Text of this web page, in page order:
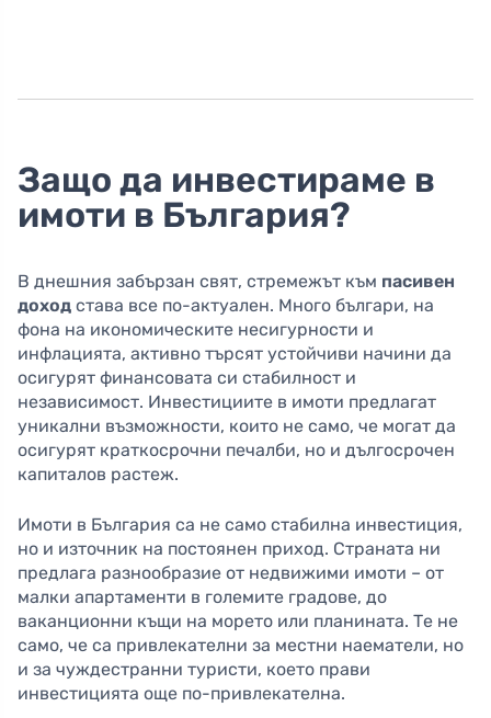
Защо да инвестираме в
имоти в България?
В днешния забързан свят, стремежът към пасивен
доход става все по-актуален. Много българи, на
фона на икономическите несигурности и
инфлацията, активно търсят устойчиви начини да
осигурят финансовата си стабилност и
независимост. Инвестициите в имоти предлагат
уникални възможности, които не само, че могат да
осигурят краткосрочни печалби, но и дългосрочен
капиталов растеж.
Имоти в България са не само стабилна инвестиция,
но и източник на постоянен приход. Страната ни
предлага разнообразие от недвижими имоти – от
малки апартаменти в големите градове, до
ваканционни къщи на морето или планината. Те не
само, че са привлекателни за местни наематели, но
и за чуждестранни туристи, което прави
инвестицията още по-привлекателна.